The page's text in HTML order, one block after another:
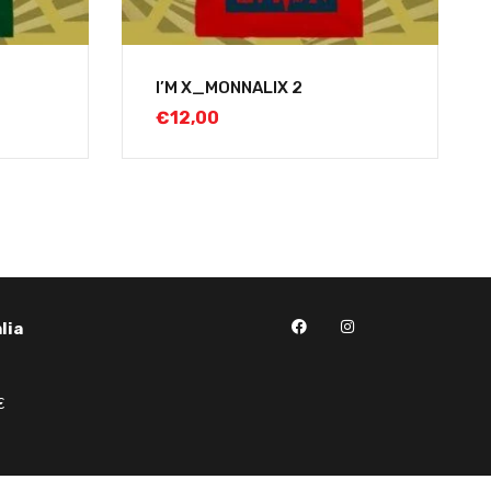
I’M X_MONNALIX 2
€12,00